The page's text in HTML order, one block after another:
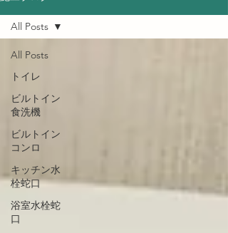
All Posts
トイレ
ビルトイン
食洗機
ビルトイン
コンロ
キッチン水
栓蛇口
浴室水栓蛇
口
All Posts